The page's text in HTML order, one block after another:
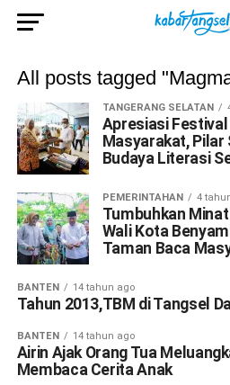
All posts tagged
TANGERANG SELATAN
Apresiasi
Masyarakat, Pilar
Budaya Literasi
PEMERINTAHAN 4
Tumbuhkan
Wali Kota
Taman Baca
BANTEN 14 tahun ago
Tahun 2013,TBM di Tangsel
BANTEN 14 tahun ago
Airin Ajak Orang Tua
Membaca Cerita Anak